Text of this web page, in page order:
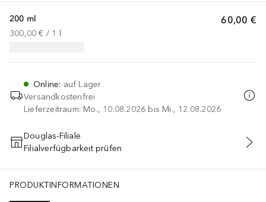
60,00 €
200 ml
300,00 € / 1
Online: auf Lager
Versandkostenfrei
Lieferzeitraum: Mo., 10.08.2026 bis Mi., 12.08.2026
IN DEN WARENKORB
Douglas-Filiale
Filialverfügbarkeit prüfen
PRODUKTINFORMATIONEN